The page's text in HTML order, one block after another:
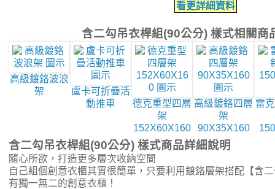
看更詳細資料
含二勾吊衣桿組(90公分) 樣式相關商
高級鍍鉻波浪
架
盧卡可折疊活
動推車
德克重型四層
架
152X60X160
高級鍍鉻四層
架
90X35X160
雷
含二勾吊衣桿組(90公分) 樣式商品詳細說明
隨心所欲，打造更多層次收納空間
自己組個創意衣櫃其實很簡單，只要利用鍍鉻層架搭配【含
有獨一無二的創意衣櫃！